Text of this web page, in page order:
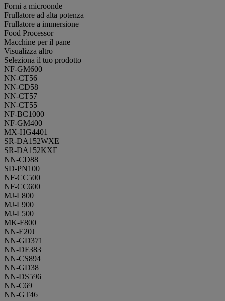
Forni a microonde
Frullatore ad alta potenza
Frullatore a immersione
Food Processor
Macchine per il pane
Visualizza altro
Seleziona il tuo prodotto
NF-GM600
NN-CT56
NN-CD58
NN-CT57
NN-CT55
NF-BC1000
NF-GM400
MX-HG4401
SR-DA152WXE
SR-DA152KXE
NN-CD88
SD-PN100
NF-CC500
NF-CC600
MJ-L800
MJ-L900
MJ-L500
MK-F800
NN-E20J
NN-GD371
NN-DF383
NN-CS894
NN-GD38
NN-DS596
NN-C69
NN-GT46